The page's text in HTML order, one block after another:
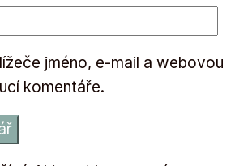
jméno, e-mail a webovou
komentáře.